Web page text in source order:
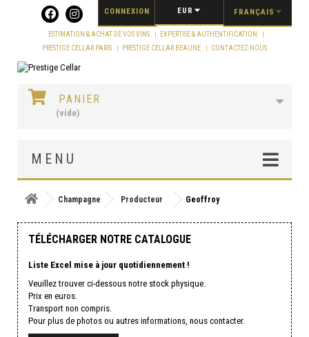
FRANÇAIS
EUR
CONNEXION
ESTIMATION & ACHAT DE VOS VINS
EXPERTISE & AUTHENTIFICATION
PRESTIGE CELLAR PARIS
PRESTIGE CELLAR BEAUNE CONTACTEZ-NOUS
PANIER
(vide)
MENU
Champagne Producteur Geoffroy
TÉLÉCHARGER NOTRE CATALOGUE
Liste Excel mise à jour quotidiennement !
Veuillez trouver ci-dessous notre stock physique.
Prix en euros.
Transport non compris.
Pour plus de photos ou autres informations, nous contacter.
Panneau de gestion des cookies